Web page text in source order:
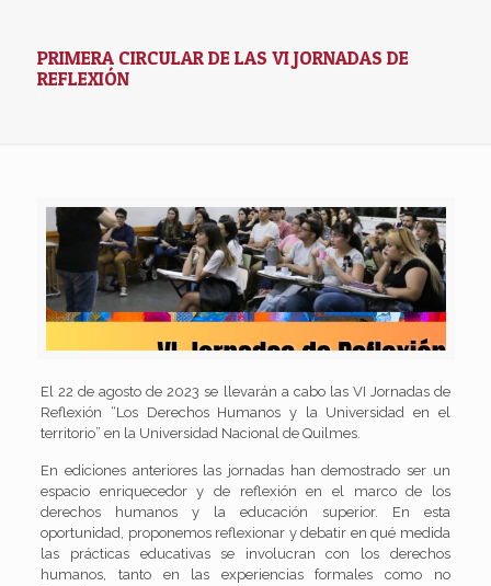
PRIMERA CIRCULAR DE LAS VI JORNADAS DE
REFLEXIÓN
El 22 de agosto de 2023 se llevarán a cabo las VI Jornadas de
Reflexión “Los Derechos Humanos y la Universidad en el
territorio” en la Universidad Nacional de Quilmes.
En ediciones anteriores las jornadas han demostrado ser un
espacio enriquecedor y de reflexión en el marco de los
derechos humanos y la educación superior. En esta
oportunidad, proponemos reflexionar y debatir en qué medida
las prácticas educativas se involucran con los derechos
humanos, tanto en las experiencias formales como no